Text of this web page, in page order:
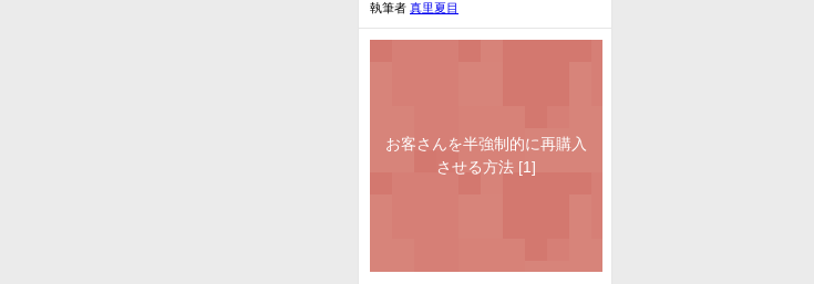
執筆者 真里夏目
お客さんを半強制的に再購入
させる方法 [1]